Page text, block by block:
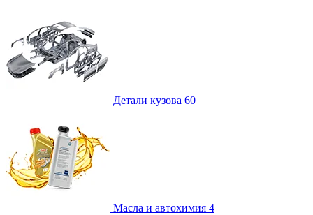
Детали кузова 60
Масла и автохимия 4